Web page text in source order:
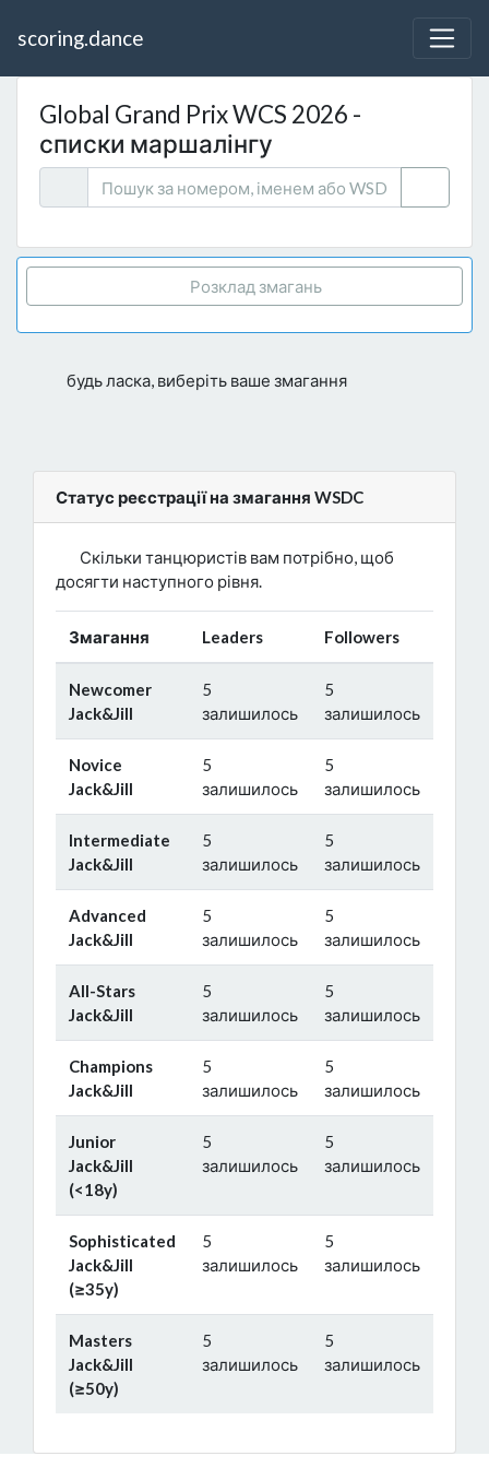
scoring.dance
Global Grand Prix WCS 2026 -
списки маршалінгу
Розклад змагань
будь ласка, виберіть ваше змагання
Статус реєстрації на змагання WSDC
Скільки танцюристів вам потрібно, щоб
досягти наступного рівня.
Змагання Leaders Followers
Newcomer
Jack&Jill
5
залишилось
5
залишилось
Novice
Jack&Jill
5
залишилось
5
залишилось
Intermediate
Jack&Jill
5
залишилось
5
залишилось
Advanced
Jack&Jill
5
залишилось
5
залишилось
All-Stars
Jack&Jill
5
залишилось
5
залишилось
Champions
Jack&Jill
5
залишилось
5
залишилось
Junior
Jack&Jill
(<18y)
5
залишилось
5
залишилось
Sophisticated
Jack&Jill
(≥35y)
5
залишилось
5
залишилось
Masters
Jack&Jill
(≥50y)
5
залишилось
5
залишилось